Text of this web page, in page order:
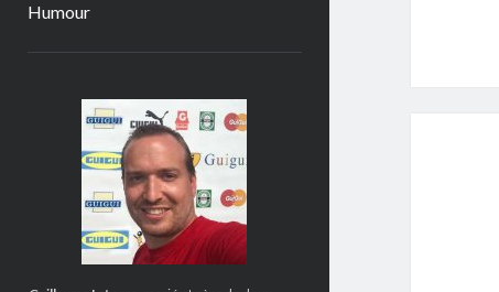
Humour